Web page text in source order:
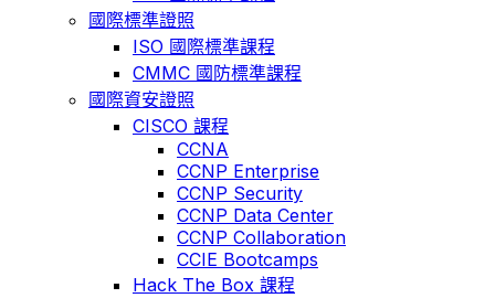
國際標準證照
ISO 國際標準課程
CMMC 國防標準課程
國際資安證照
CISCO 課程
CCNA
CCNP Enterprise
CCNP Security
CCNP Data Center
CCNP Collaboration
CCIE Bootcamps
Hack The Box 課程